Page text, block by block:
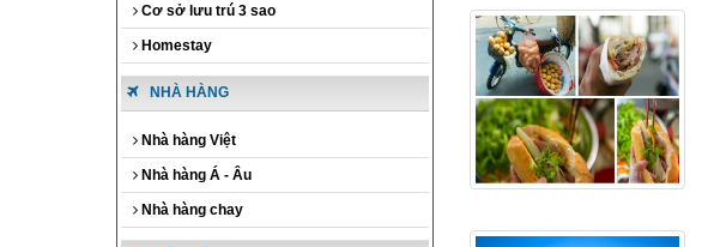
Cơ sở lưu trú 3 sao
Homestay
NHÀ HÀNG
Nhà hàng Việt
Nhà hàng Á - Âu
Nhà hàng chay